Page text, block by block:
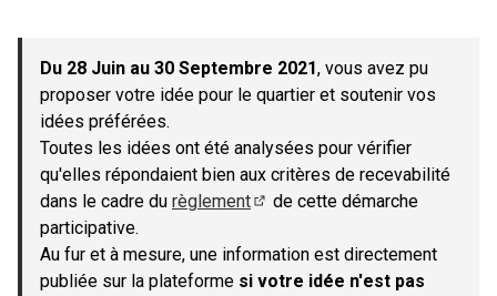
−
Du 28 Juin au 30 Septembre 2021, vous avez pu
proposer votre idée pour le quartier et soutenir vos
idées préférées.
Toutes les idées ont été analysées pour vérifier
qu'elles répondaient bien aux critères de recevabilité
dans le cadre du règlement
de cette démarche
participative.
Au fur et à mesure, une information est directement
publiée sur la plateforme si votre idée n'est pas